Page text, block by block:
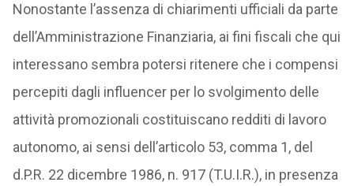
Nonostante l’assenza di chiarimenti ufficiali da parte
dell’Amministrazione Finanziaria, ai fini fiscali che qui
interessano sembra potersi ritenere che i compensi
percepiti dagli influencer per lo svolgimento delle
attività promozionali costituiscano redditi di lavoro
autonomo, ai sensi dell’articolo 53, comma 1, del
d.P.R. 22 dicembre 1986, n. 917 (T.U.I.R.), in presenza